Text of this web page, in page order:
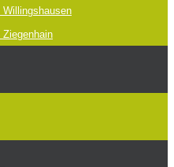
Willingshausen
Ziegenhain